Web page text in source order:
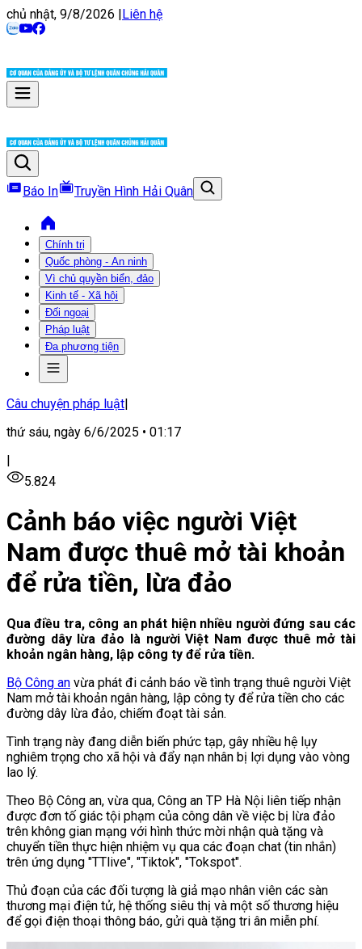
chủ nhật, 9/8/2026 |Liên hệ
Báo In Truyền Hình Hải Quân
Chính trị
Quốc phòng - An ninh
Vì chủ quyền biển, đảo
Kinh tế - Xã hội
Đối ngoại
Pháp luật
Đa phương tiện
Câu chuyện pháp luật|
thứ sáu, ngày 6/6/2025 • 01:17
|
5.824
Cảnh báo việc người Việt
Nam được thuê mở tài khoản
để rửa tiền, lừa đảo
Qua điều tra, công an phát hiện nhiều người đứng sau các
đường dây lừa đảo là người Việt Nam được thuê mở tài
khoản ngân hàng, lập công ty để rửa tiền.
Bộ Công an vừa phát đi cảnh báo về tình trạng thuê người Việt
Nam mở tài khoản ngân hàng, lập công ty để rửa tiền cho các
đường dây lừa đảo, chiếm đoạt tài sản.
Tình trạng này đang diễn biến phức tạp, gây nhiều hệ lụy
nghiêm trọng cho xã hội và đẩy nạn nhân bị lợi dụng vào vòng
lao lý.
Theo Bộ Công an, vừa qua, Công an TP Hà Nội liên tiếp nhận
được đơn tố giác tội phạm của công dân về việc bị lừa đảo
trên không gian mạng với hình thức mời nhận quà tặng và
chuyển tiền thực hiện nhiệm vụ qua các đoạn chat (tin nhắn)
trên ứng dụng "TTlive", "Tiktok", "Tokspot".
Thủ đoạn của các đối tượng là giả mạo nhân viên các sàn
thương mại điện tử, hệ thống siêu thị và một số thương hiệu
để gọi điện thoại thông báo, gửi quà tặng tri ân miễn phí.